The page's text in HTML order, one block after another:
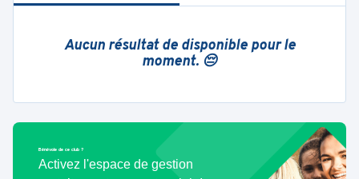
Aucun résultat de disponible pour le
moment. 😔
Bénévole de ce club ?
Activez l'espace de gestion